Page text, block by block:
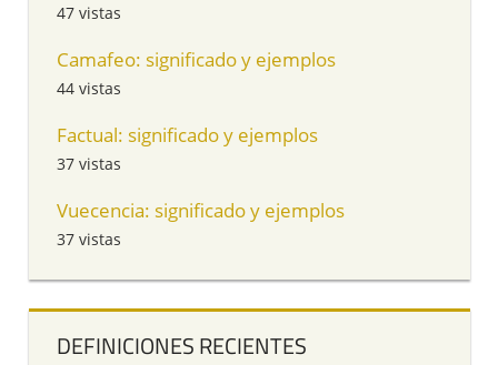
47 vistas
Camafeo: significado y ejemplos
44 vistas
Factual: significado y ejemplos
37 vistas
Vuecencia: significado y ejemplos
37 vistas
DEFINICIONES RECIENTES